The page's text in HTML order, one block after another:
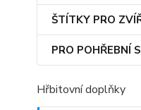
ŠTÍTKY PRO
PRO POHŘEBNÍ
Hřbitovní doplňky